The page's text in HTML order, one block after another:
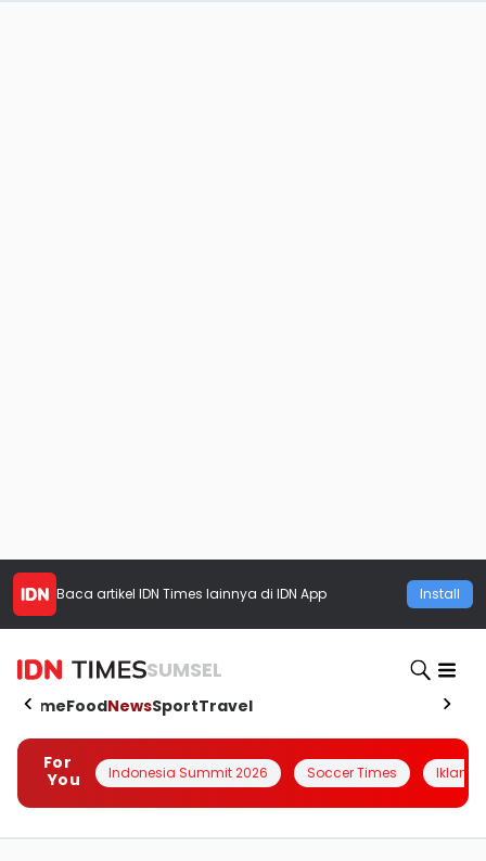
Baca artikel IDN Times lainnya di IDN App Install
SUMSEL
HomeFoodNewsSportTravel
For
You
Indonesia Summit 2026 Soccer Times Iklanin